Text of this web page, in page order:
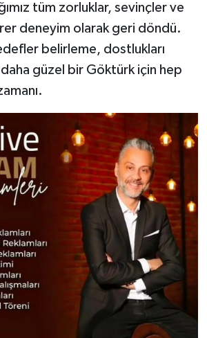
tüm zorluklar, sevinçler ve
deneyim olarak geri döndü.
belirleme, dostlukları
güzel bir Göktürk için hep